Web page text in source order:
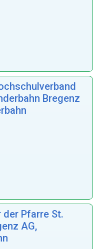
Bregenz
der Pfarre St.
AG,